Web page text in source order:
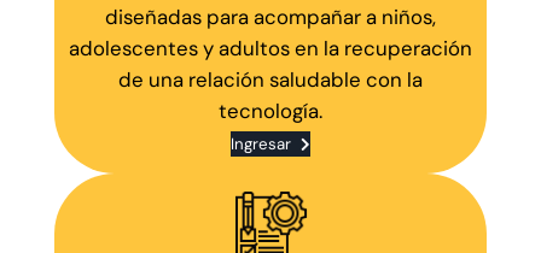
diseñadas para acompañar a niños,
adolescentes y adultos en la recuperación
de una relación saludable con la
tecnología.
Ingresar